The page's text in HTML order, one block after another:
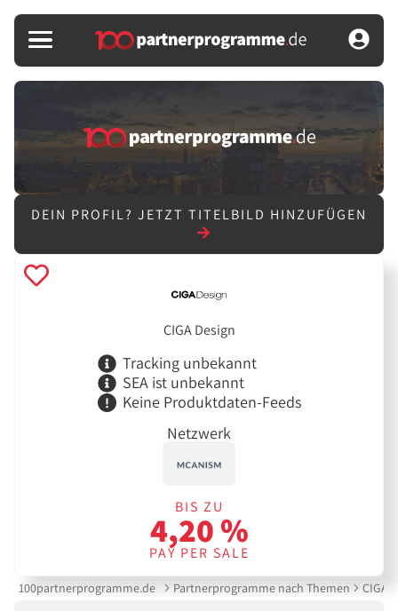
DEIN PROFIL? JETZT TITELBILD HINZUFÜGEN
CIGA Design
Tracking unbekannt
SEA ist unbekannt
Keine Produktdaten-Feeds
Netzwerk
BIS ZU
4,20 %
PAY PER SALE
100partnerprogramme.de Partnerprogramme nach Themen CIGA